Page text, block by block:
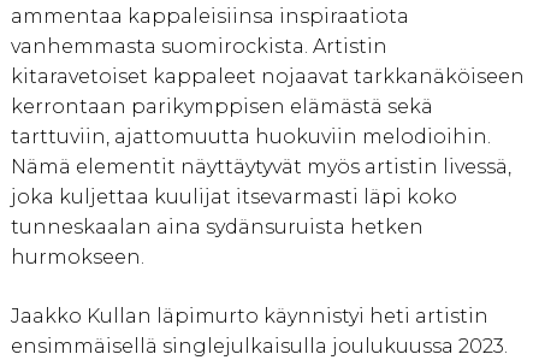
ammentaa kappaleisiinsa inspiraatiota
vanhemmasta suomirockista. Artistin
kitaravetoiset kappaleet nojaavat tarkkanäköiseen
kerrontaan parikymppisen elämästä sekä
tarttuviin, ajattomuutta huokuviin melodioihin.
Nämä elementit näyttäytyvät myös artistin livessä,
joka kuljettaa kuulijat itsevarmasti läpi koko
tunneskaalan aina sydänsuruista hetken
hurmokseen.
Jaakko Kullan läpimurto käynnistyi heti artistin
ensimmäisellä singlejulkaisulla joulukuussa 2023.